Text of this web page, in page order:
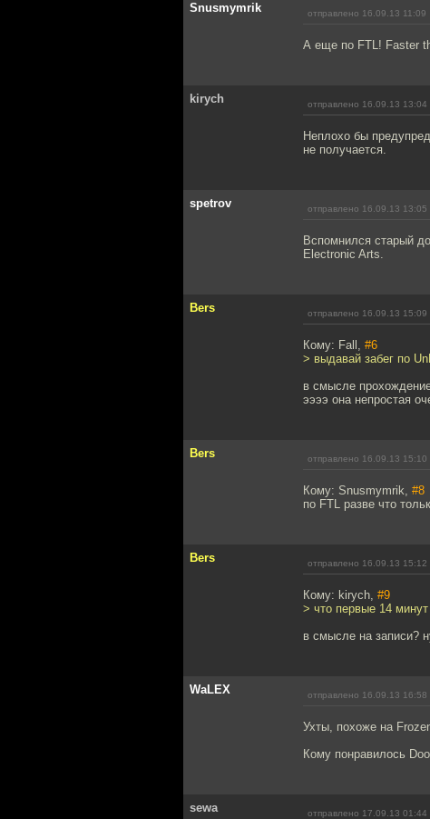
Snusmymrik отправлено 16.09.13 11:09
А еще по FTL! Faster
kirych отправлено 16.09.13 13:04
Неплохо бы
не получается.
spetrov отправлено 16.09.13 13:05
Вспомнился старый
Electronic Arts.
Bers отправлено 16.09.13 15:09
Кому: Fall, #6
> выдавай забег по
в смысле
ээээ она непростая
Bers отправлено 16.09.13 15:10
Кому: Snusmymrik, #8
по FTL разве что
Bers отправлено 16.09.13 15:12
Кому: kirych, #9
> что первые 14
в смысле на записи?
WaLEX отправлено 16.09.13 16:58
Ухты, похоже на
Кому понравилось
sewa отправлено 17.09.13 01:44